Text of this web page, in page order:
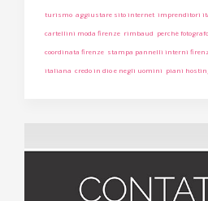
turismo aggiustare sito internet imprenditori
cartellini moda firenze rimbaud perchè fotografo
coordinata firenze stampa pannelli interni
italiana credo in dio e negli uomini piani